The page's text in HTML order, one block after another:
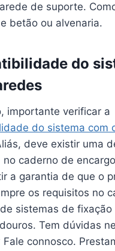
de suporte.
betão ou alvenaria.
do
importante verificar a
do sistema com
deve existir uma
caderno de
a garantia de que o
os requisitos no
sistemas de fixação
Tem dúvidas
Fale connosco.